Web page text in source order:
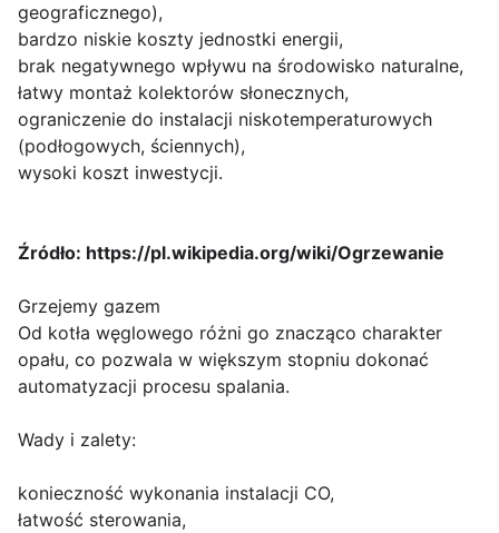
geograficznego),
bardzo niskie koszty jednostki energii,
brak negatywnego wpływu na środowisko naturalne,
łatwy montaż kolektorów słonecznych,
ograniczenie do instalacji niskotemperaturowych
(podłogowych, ściennych),
wysoki koszt inwestycji.
Źródło: https://pl.wikipedia.org/wiki/Ogrzewanie
Grzejemy gazem
Od kotła węglowego różni go znacząco charakter
opału, co pozwala w większym stopniu dokonać
automatyzacji procesu spalania.
Wady i zalety:
konieczność wykonania instalacji CO,
łatwość sterowania,